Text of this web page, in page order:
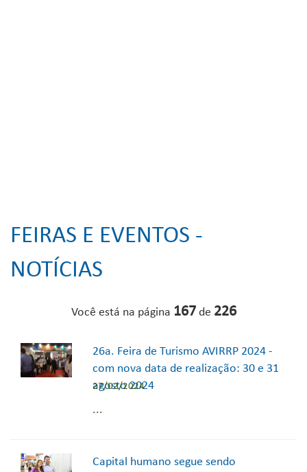
FEIRAS E EVENTOS -
NOTÍCIAS
Você está na página 167de 226
26a. Feira de Turismo AVIRRP 2024 -
com nova data de realização: 30 e 31
agosto 2024
27/02/2024
...
Capital humano segue sendo